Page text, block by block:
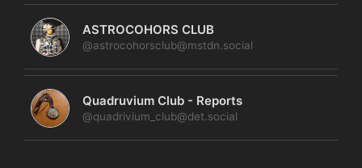
ASTROCOHORS CLUB
@astrocohorsclub@mstdn.social
Quadruvium Club - Reports
@quadrivium_club@det.social